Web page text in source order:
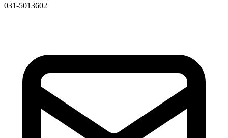
031-5013602